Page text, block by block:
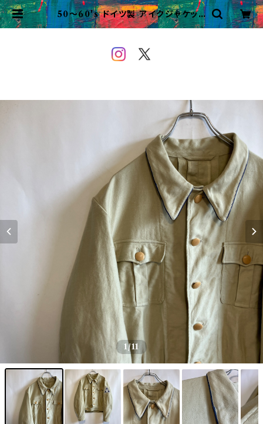
50〜60's ドイツ製 アイクジャケット
ワークジャケット 短丈 ビンテージ |
1/11